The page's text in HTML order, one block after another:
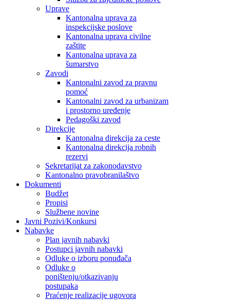
Uprave
Kantonalna uprava za
inspekcijske poslove
Kantonalna uprava civilne
zaštite
Kantonalna uprava za
šumarstvo
Zavodi
Kantonalni zavod za pravnu
pomoć
Kantonalni zavod za urbanizam
i prostorno uređenje
Pedagoški zavod
Direkcije
Kantonalna direkcija za ceste
Kantonalna direkcija robnih
rezervi
Sekretarijat za zakonodavstvo
Kantonalno pravobranilaštvo
Dokumenti
Budžet
Propisi
Službene novine
Javni Pozivi/Konkursi
Nabavke
Plan javnih nabavki
Postupci javnih nabavki
Odluke o izboru ponuđača
Odluke o
poništenju/otkazivanju
postupaka
Praćenje realizacije ugovora